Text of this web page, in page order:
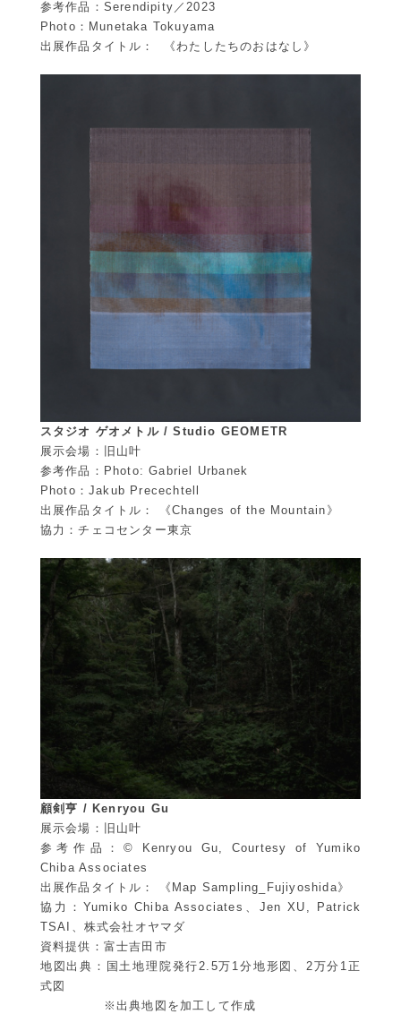
参考作品：Serendipity／2023
Photo：Munetaka Tokuyama
出展作品タイトル： 《わたしたちのおはなし》
スタジオ ゲオメトル / Studio GEOMETR
展示会場：旧山叶
参考作品：Photo: Gabriel Urbanek
Photo：Jakub Precechtell
出展作品タイトル： 《Changes of the Mountain》
協力：チェコセンター東京
顧剣亨 / Kenryou Gu
展示会場：旧山叶
参考作品：© Kenryou Gu, Courtesy of Yumiko
Chiba Associates
出展作品タイトル： 《Map Sampling_Fujiyoshida》
協力：Yumiko Chiba Associates、Jen XU, Patrick
TSAI、株式会社オヤマダ
資料提供：富士吉田市
地図出典：国土地理院発行2.5万1分地形図、2万分1正
式図
※出典地図を加工して作成